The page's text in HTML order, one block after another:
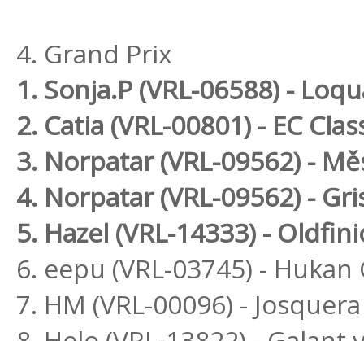
4. Grand Prix
1. Sonja.P (VRL-06588) -
2. Catia (VRL-00801) - EC
3. Norpatar (VRL-09562) -
4. Norpatar (VRL-09562) -
5. Hazel (VRL-14333) -
6. eepu (VRL-03745) -
7. HM (VRL-00096) - Josquera